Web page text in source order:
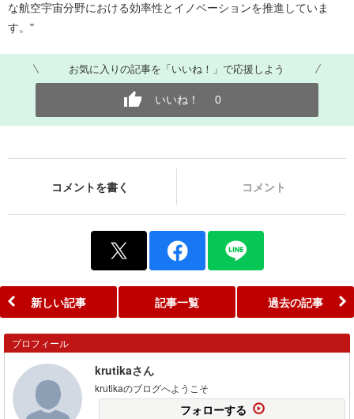
な航空宇宙分野における効率性とイノベーションを推進していま
す。"
お気に入りの記事を「いいね！」で応援しよう
いいね！ 0
コメントを書く コメント
新しい記事 記事一覧 過去の記事
プロフィール
krutikaさん
krutikaのブログへようこそ
フォローする